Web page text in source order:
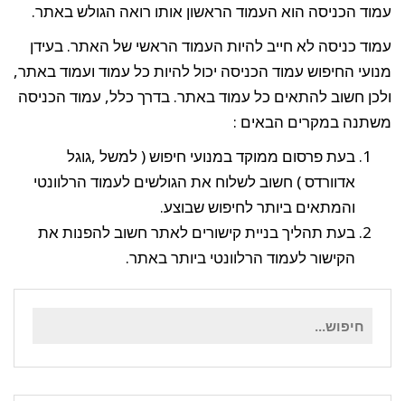
עמוד הכניסה הוא העמוד הראשון אותו רואה הגולש באתר.
עמוד כניסה לא חייב להיות העמוד הראשי של האתר. בעידן
מנועי החיפוש עמוד הכניסה יכול להיות כל עמוד ועמוד באתר,
ולכן חשוב להתאים כל עמוד באתר. בדרך כלל, עמוד הכניסה
משתנה במקרים הבאים :
בעת פרסום ממוקד במנועי חיפוש ( למשל ,גוגל
אדוורדס ) חשוב לשלוח את הגולשים לעמוד הרלוונטי
והמתאים ביותר לחיפוש שבוצע.
בעת תהליך בניית קישורים לאתר חשוב להפנות את
הקישור לעמוד הרלוונטי ביותר באתר.